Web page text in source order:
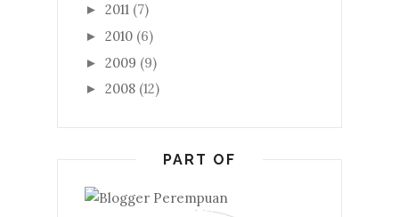
► 2011 (7)
► 2010 (6)
► 2009 (9)
► 2008 (12)
PART OF